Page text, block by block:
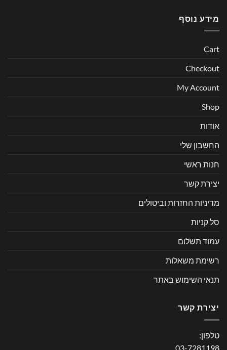
מידע נוסף
Cart
Checkout
My Account
Shop
אודות
החשבון שלי
חנות ראשי
יצירת קשר
מדיניות החזרות וביטולים
סל קניות
עמוד תשלום
רשימת משאלות
תנאי השימוש באתר
יצירת קשר
טלפון:
03-7281198